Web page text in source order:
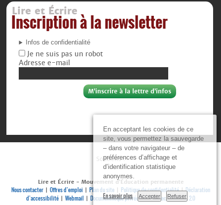
En acceptant les cookies de ce
site, vous permettez la sauvegarde
– dans votre navigateur – de
préférences d’affichage et
d’identification statistique
anonymes.
En savoir plus Accepter Refuser
Lire et Écrire
Inscription à la newsletter
Infos de confidentialité
Je ne suis pas un robot
Adresse e-mail
Soutiens :
Lire et Écrire - Mouvement d’Éducation permanente
Nous contacter| Offres d’emploi Plan du site| Politique de confidentialité|Déclaration
d’accessibilité| Webmail Documenthèque privée|Se connecter|RSS 2.0